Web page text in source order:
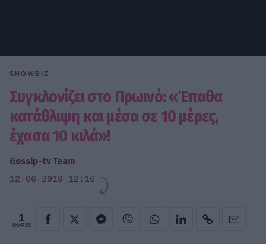
SHOWBIZ
Συγκλονίζει στο Πρωινό: «Έπαθα
κατάθλιψη και μέσα σε 10 μέρες,
έχασα 10 κιλά»!
Gossip-tv Team
12-06-2019 12:16
1
SHARES